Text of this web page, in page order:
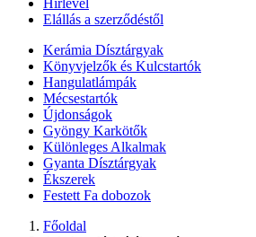
Elállás a szerződéstől
Kerámia Dísztárgyak
Könyvjelzők és Kulcstartók
Hangulatlámpák
Mécsestartók
Újdonságok
Gyöngy Karkötők
Különleges Alkalmak
Gyanta Dísztárgyak
Ékszerek
Festett Fa dobozok
Főoldal